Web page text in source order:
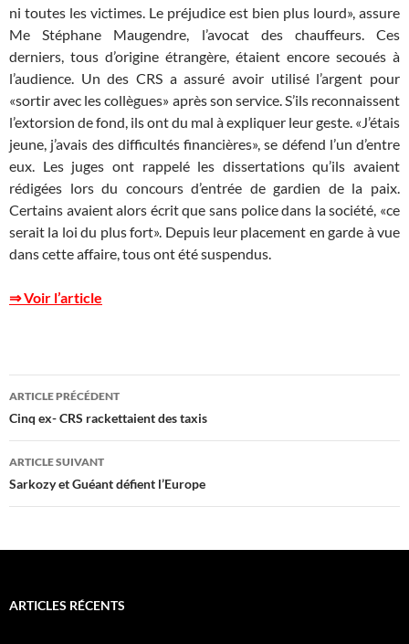
ni toutes les victimes. Le préjudice est bien plus lourd», assure
Me Stéphane Maugendre, l’avocat des chauffeurs. Ces
derniers, tous d’origine étrangère, étaient encore secoués à
l’audience. Un des CRS a assuré avoir utilisé l’argent pour
«sortir avec les collègues» après son service. S’ils reconnaissent
l’extorsion de fond, ils ont du mal à expliquer leur geste. «J’étais
jeune, j’avais des difficultés financières», se défend l’un d’entre
eux. Les juges ont rappelé les dissertations qu’ils avaient
rédigées lors du concours d’entrée de gardien de la paix.
Certains avaient alors écrit que sans police dans la société, «ce
serait la loi du plus fort». Depuis leur placement en garde à vue
dans cette affaire, tous ont été suspendus.
⇒ Voir l’article
Navigation
des
articles
ARTICLE PRÉCÉDENT
Cinq ex- CRS rackettaient des taxis
ARTICLE SUIVANT
Sarkozy et Guéant défient l’Europe
ARTICLES RÉCENTS